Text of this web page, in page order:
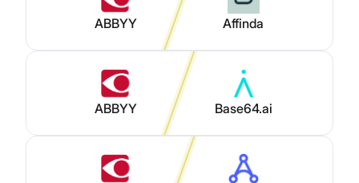
ABBYY Affinda
ABBYY Base64.ai